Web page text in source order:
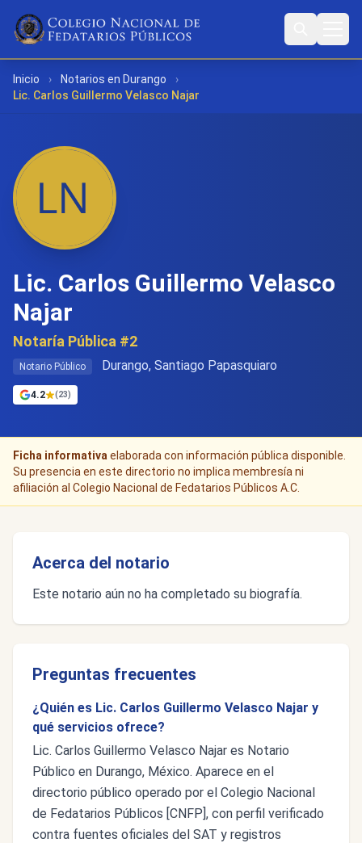
Inicio › Notarios en Durango
›
Lic. Carlos Guillermo Velasco Najar
Lic. Carlos Guillermo Velasco
Najar
Notaría Pública #2
Notario Público Durango, Santiago Papasquiaro
4.2 (23)
Ficha informativa elaborada con información pública disponible.
Su presencia en este directorio no implica membresía ni
afiliación al Colegio Nacional de Fedatarios Públicos A.C.
Acerca del notario
Este notario aún no ha completado su biografía.
Preguntas frecuentes
¿Quién es Lic. Carlos Guillermo Velasco Najar y
qué servicios ofrece?
Lic. Carlos Guillermo Velasco Najar es Notario
Público en Durango, México. Aparece en el
directorio público operado por el Colegio Nacional
de Fedatarios Públicos [CNFP], con perfil verificado
contra fuentes oficiales del SAT y registros